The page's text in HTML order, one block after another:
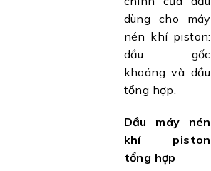
dùng cho máy
nén khí piston:
dầu gốc
khoáng và dầu
tổng hợp.
Dầu máy nén
khí piston
tổng hợp